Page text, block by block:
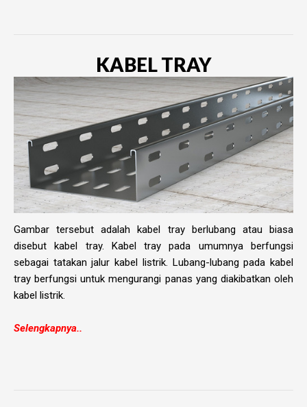
KABEL TRAY
Gambar tersebut adalah kabel tray berlubang atau biasa
disebut kabel tray. Kabel tray pada umumnya berfungsi
sebagai tatakan jalur kabel listrik. Lubang-lubang pada kabel
tray berfungsi untuk mengurangi panas yang diakibatkan oleh
kabel listrik.
Selengkapnya..